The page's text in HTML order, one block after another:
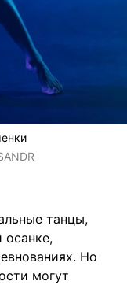
танцы,
Но
могут